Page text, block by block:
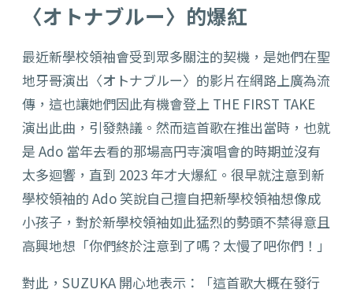
〈オトナブルー〉的爆紅
最近新學校領袖會受到眾多關注的契機，是她們在聖
地牙哥演出〈オトナブルー〉的影片在網路上廣為流
傳，這也讓她們因此有機會登上 THE FIRST TAKE
演出此曲，引發熱議。然而這首歌在推出當時，也就
是 Ado 當年去看的那場高円寺演唱會的時期並沒有
太多迴響，直到 2023 年才大爆紅。很早就注意到新
學校領袖的 Ado 笑說自己擅自把新學校領袖想像成
小孩子，對於新學校領袖如此猛烈的勢頭不禁得意且
高興地想「你們終於注意到了嗎？太慢了吧你們！」
對此，SUZUKA 開心地表示：「這首歌大概在發行